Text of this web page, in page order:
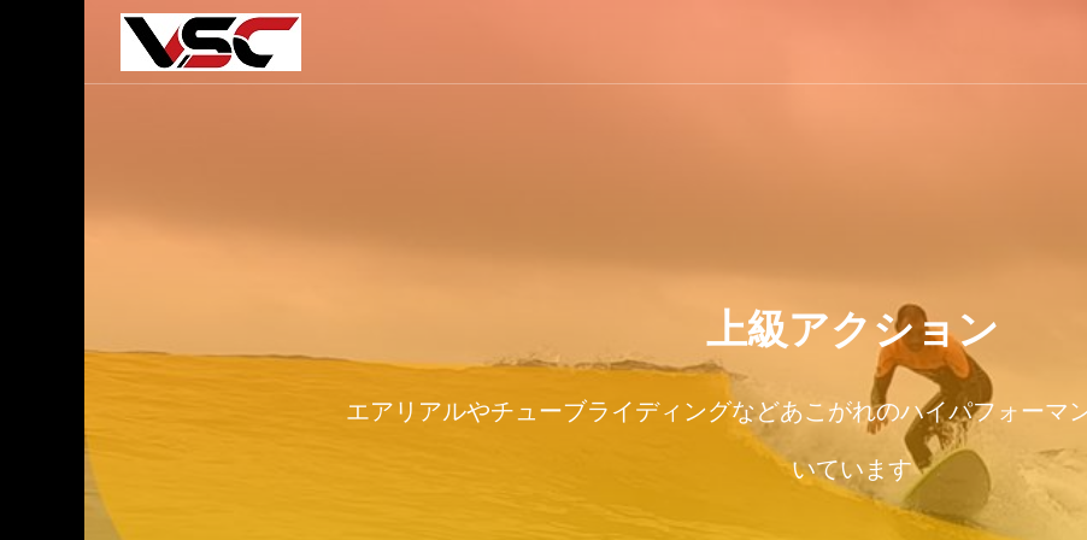
上級アクション
エアリアルやチューブライディングなどあこがれのハイパフォーマ
いています